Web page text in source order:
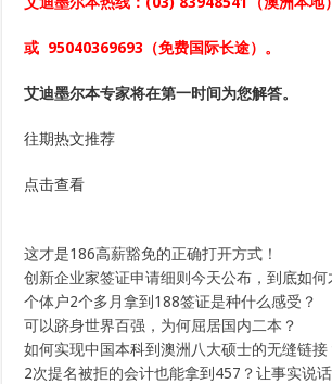
或 95040369693 （免费国际长途）。
艾迪墨尔本专家将在第一时间为您解答。
往期热文推荐
点击查看
这才是186高薪豁免的正确打开方式！
创新企业家签证申请细则今天公布，到底如何
个体户2个多月拿到188签证是种什么感受？
可以跻身世界百强，为何屈居国内二本？
如何实现中国本科到澳洲八大硕士的无缝链接
2次提名被拒的会计也能拿到457？让事实说话